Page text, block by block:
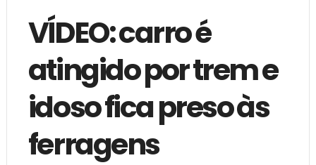
VÍDEO: carro é
atingido por trem e
idoso fica preso às
ferragens